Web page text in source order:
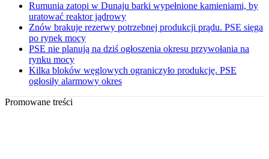
Rumunia zatopi w Dunaju barki wypełnione kamieniami, by
uratować reaktor jądrowy
Znów brakuje rezerwy potrzebnej produkcji prądu. PSE sięga
po rynek mocy
PSE nie planują na dziś ogłoszenia okresu przywołania na
rynku mocy
Kilka bloków węglowych ograniczyło produkcję. PSE
ogłosiły alarmowy okres
Promowane treści